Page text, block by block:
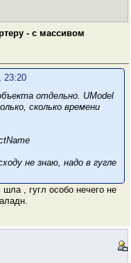
- с массивом
23:20
отдельно. UModel
сколько времени
не знаю, надо в гугле
, гугл особо нечего не